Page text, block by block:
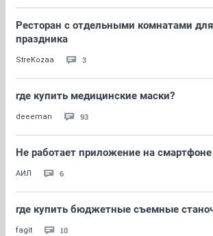
Ресторан с отдельными комнатами
праздника
StreKozaa 3
где купить медицинские маски?
deeeman 93
Не работает приложение на смартфоне
АИЛ 6
где купить бюджетные съемные
fagit 10